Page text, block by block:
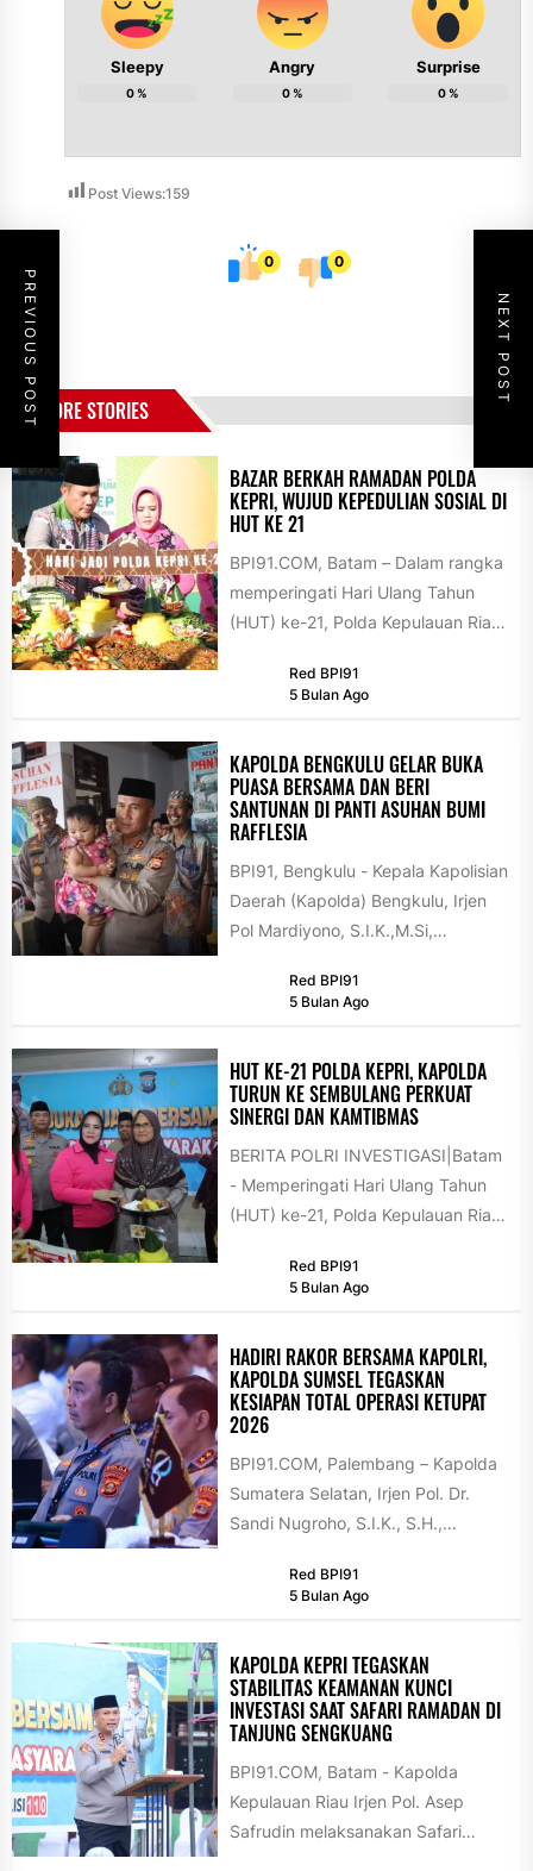
Sleepy
0%
Angry
0%
Surprise
0%
Post Views:159
0 0
PREVIOUS POST NEXT POST
MORE STORIES
BAZAR BERKAH RAMADAN POLDA
KEPRI, WUJUD KEPEDULIAN SOSIAL DI
HUT KE 21
BPI91.COM, Batam – Dalam rangka
memperingati Hari Ulang Tahun
(HUT) ke-21, Polda Kepulauan Riau
Ramadan 1447...
Red BPI91
5 Bulan Ago
KAPOLDA BENGKULU GELAR BUKA
PUASA BERSAMA DAN BERI
SANTUNAN DI PANTI ASUHAN BUMI
RAFFLESIA
BPI91, Bengkulu - Kepala Kapolisian
Daerah (Kapolda) Bengkulu, Irjen
Pol Mardiyono, S.I.K.,M.Si,
bersama anak yatim dan dhuafa...
Red BPI91
5 Bulan Ago
HUT KE-21 POLDA KEPRI, KAPOLDA
TURUN KE SEMBULANG PERKUAT
SINERGI DAN KAMTIBMAS
BERITA POLRI INVESTIGASI|Batam
- Memperingati Hari Ulang Tahun
(HUT) ke-21, Polda Kepulauan Riau
dan Safari Ramadan...
Red BPI91
5 Bulan Ago
HADIRI RAKOR BERSAMA KAPOLRI,
KAPOLDA SUMSEL TEGASKAN
KESIAPAN TOTAL OPERASI KETUPAT
2026
BPI91.COM, Palembang – Kapolda
Sumatera Selatan, Irjen Pol. Dr.
Sandi Nugroho, S.I.K., S.H.,
Rapat Koordinasi Lintas Sektoral...
Red BPI91
5 Bulan Ago
KAPOLDA KEPRI TEGASKAN
STABILITAS KEAMANAN KUNCI
INVESTASI SAAT SAFARI RAMADAN DI
TANJUNG SENGKUANG
BPI91.COM, Batam - Kapolda
Kepulauan Riau Irjen Pol. Asep
Safrudin melaksanakan Safari